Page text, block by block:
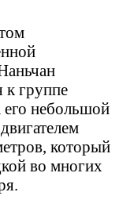
к группе
его небольшой
который
во многих